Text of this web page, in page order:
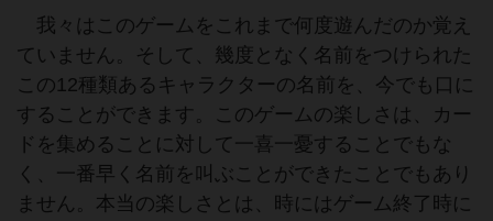
我々はこのゲームをこれまで何度遊んだのか覚え
ていません。そして、幾度となく名前をつけられた
この12種類あるキャラクターの名前を、今でも口に
することができます。このゲームの楽しさは、カー
ドを集めることに対して一喜一憂することでもな
く、一番早く名前を叫ぶことができたことでもあり
ません。本当の楽しさとは、時にはゲーム終了時に